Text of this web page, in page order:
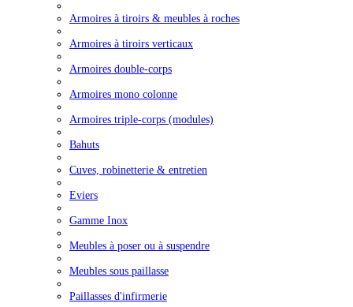
Armoires à tiroirs & meubles à roches
Armoires à tiroirs verticaux
Armoires double-corps
Armoires mono colonne
Armoires triple-corps (modules)
Bahuts
Cuves, robinetterie & entretien
Eviers
Gamme Inox
Meubles à poser ou à suspendre
Meubles sous paillasse
Paillasses d'infirmerie